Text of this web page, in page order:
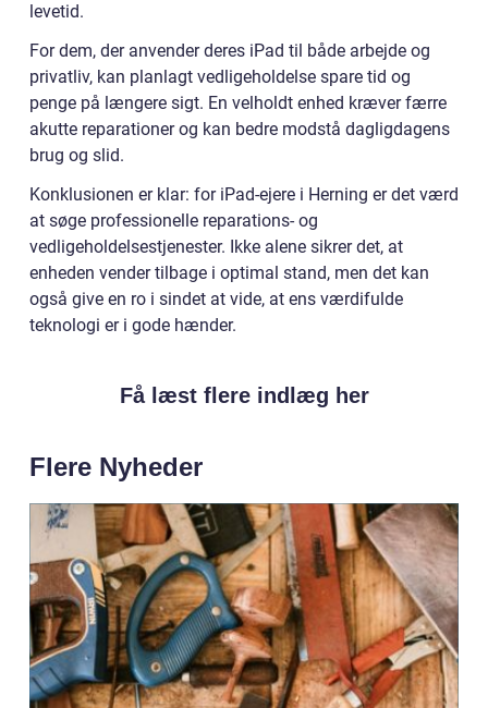
levetid.
For dem, der anvender deres iPad til både arbejde og
privatliv, kan planlagt vedligeholdelse spare tid og
penge på længere sigt. En velholdt enhed kræver færre
akutte reparationer og kan bedre modstå dagligdagens
brug og slid.
Konklusionen er klar: for iPad-ejere i Herning er det værd
at søge professionelle reparations- og
vedligeholdelsestjenester. Ikke alene sikrer det, at
enheden vender tilbage i optimal stand, men det kan
også give en ro i sindet at vide, at ens værdifulde
teknologi er i gode hænder.
Få læst flere indlæg her
Flere Nyheder